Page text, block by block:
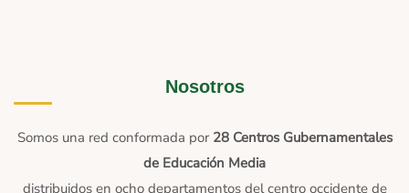
Nosotros
Somos una red conformada por 28 Centros Gubernamentales
de Educación Media
distribuidos en ocho departamentos del centro occidente de